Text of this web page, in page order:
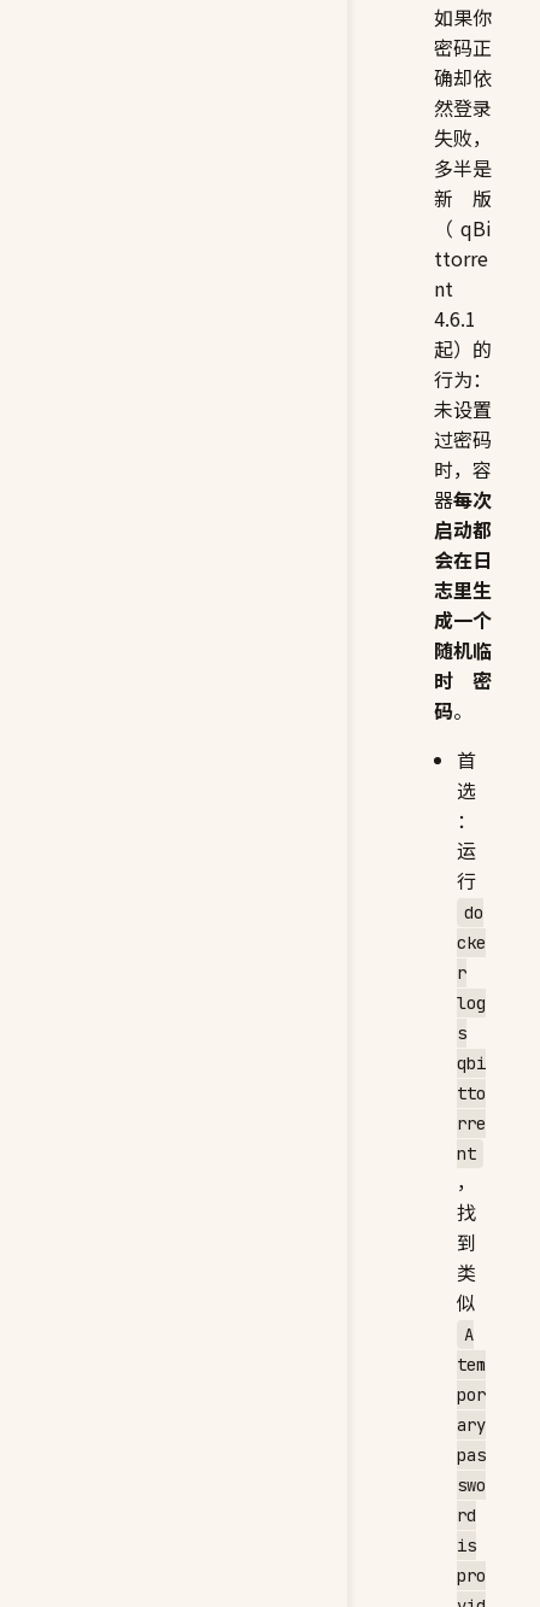
如果你
密码正
确却依
然登录
失败，
多半是
新版
（qBi
ttorre
nt
4.6.1
起）的
行为：
未设置
过密码
时，容
器每次
启动都
会在日
志里生
成一个
随机临
时密
码。
首
选
：
运
行
do
cke
r
log
s
qbi
tto
rre
nt
，
找
到
类
似
A
tem
por
ary
pas
swo
rd
is
pro